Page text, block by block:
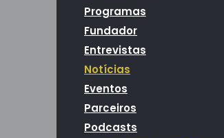
Programas
Fundador
Entrevistas
Notícias
Eventos
Parceiros
Podcasts